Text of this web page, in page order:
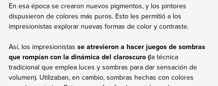
En esa época se crearon nuevos pigmentos, y los pintores
dispusieron de colores más puros. Esto les permitió a los
impresionistas explorar nuevas formas de color y contraste.
Así, los impresionistas se atrevieron a hacer juegos de sombras
que rompían con la dinámica del claroscuro (la técnica
tradicional que emplea luces y sombras para dar sensación de
volumen). Utilizaban, en cambio, sombras hechas con colores